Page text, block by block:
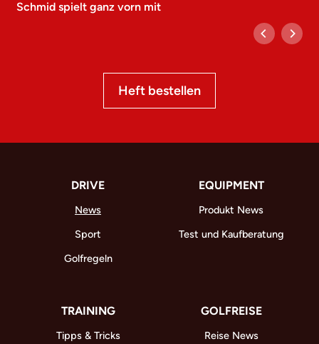
Schmid spielt ganz vorn mit
Heft bestellen
DRIVE
News
Sport
Golfregeln
EQUIPMENT
Produkt News
Test und Kaufberatung
TRAINING
Tipps & Tricks
GOLFREISE
Reise News